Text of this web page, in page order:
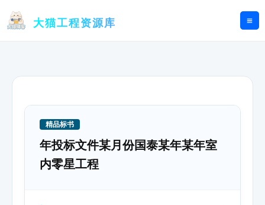
大猫工程资源库
精品标书
年投标文件某月份国泰某年某年室
内零星工程